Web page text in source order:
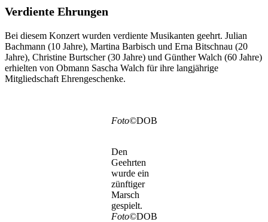
Verdiente Ehrungen
Bei diesem Konzert wurden verdiente Musikanten geehrt. Julian
Bachmann (10 Jahre), Martina Barbisch und Erna Bitschnau (20
Jahre), Christine Burtscher (30 Jahre) und Günther Walch (60 Jahre)
erhielten von Obmann Sascha Walch für ihre langjährige
Mitgliedschaft Ehrengeschenke.
Foto©DOB
Den
Geehrten
wurde ein
zünftiger
Marsch
gespielt.
Foto©DOB